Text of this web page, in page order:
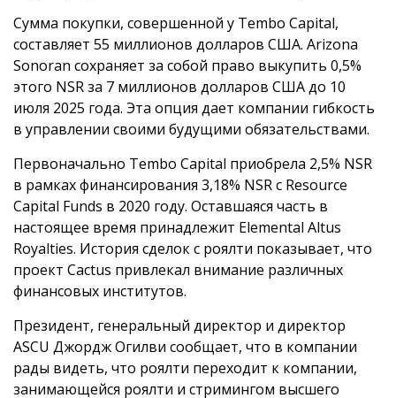
Сумма покупки, совершенной у Tembo Capital,
составляет 55 миллионов долларов США. Arizona
Sonoran сохраняет за собой право выкупить 0,5%
этого NSR за 7 миллионов долларов США до 10
июля 2025 года. Эта опция дает компании гибкость
в управлении своими будущими обязательствами.
Первоначально Tembo Capital приобрела 2,5% NSR
в рамках финансирования 3,18% NSR с Resource
Capital Funds в 2020 году. Оставшаяся часть в
настоящее время принадлежит Elemental Altus
Royalties. История сделок с роялти показывает, что
проект Cactus привлекал внимание различных
финансовых институтов.
Президент, генеральный директор и директор
ASCU Джордж Огилви сообщает, что в компании
рады видеть, что роялти переходит к компании,
занимающейся роялти и стримингом высшего